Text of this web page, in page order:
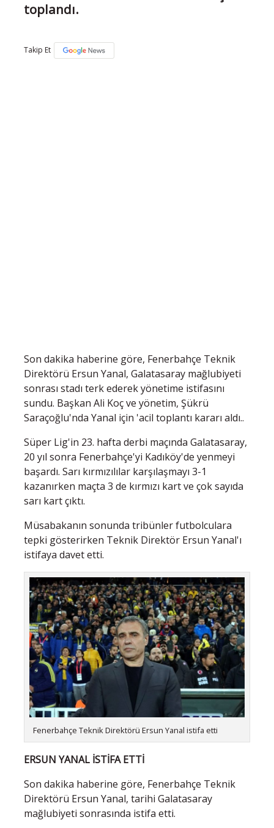
toplandı.
Takip Et
Son dakika haberine göre, Fenerbahçe Teknik
Direktörü Ersun Yanal, Galatasaray mağlubiyeti
sonrası stadı terk ederek yönetime istifasını
sundu. Başkan Ali Koç ve yönetim, Şükrü
Saraçoğlu'nda Yanal için 'acil toplantı kararı aldı..
Süper Lig'in 23. hafta derbi maçında Galatasaray,
20 yıl sonra Fenerbahçe'yi Kadıköy'de yenmeyi
başardı. Sarı kırmızılılar karşılaşmayı 3-1
kazanırken maçta 3 de kırmızı kart ve çok sayıda
sarı kart çıktı.
Müsabakanın sonunda tribünler futbolculara
tepki gösterirken Teknik Direktör Ersun Yanal'ı
istifaya davet etti.
Fenerbahçe Teknik Direktörü Ersun Yanal istifa etti
ERSUN YANAL İSTİFA ETTİ
Son dakika haberine göre, Fenerbahçe Teknik
Direktörü Ersun Yanal, tarihi Galatasaray
mağlubiyeti sonrasında istifa etti.